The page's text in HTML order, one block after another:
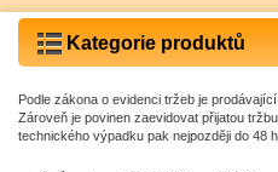
Kategorie produktů
Podle zákona o evidenci tržeb je
Zároveň je povinen zaevidovat přijatou
technického výpadku pak nejpozději do 48